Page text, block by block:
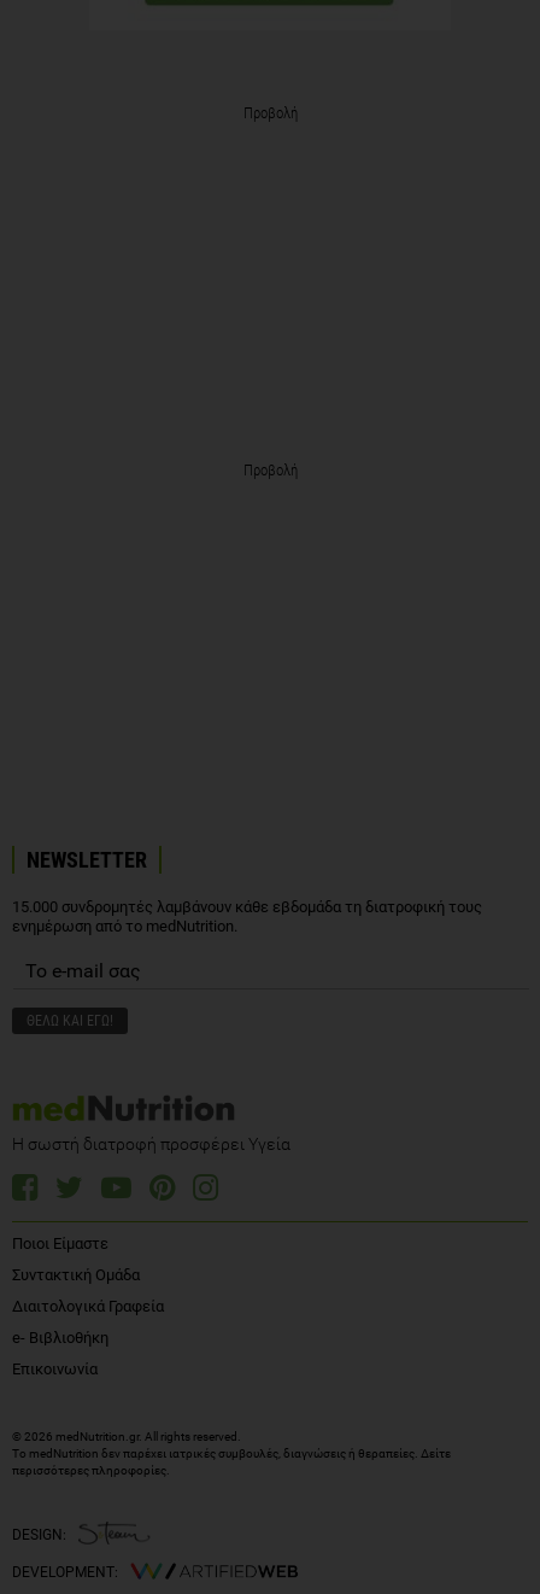
Προβολή
Προβολή
NEWSLETTER
15.000 συνδρομητές λαμβάνουν κάθε εβδομάδα τη διατροφική τους
ενημέρωση από το medNutrition.
Η σωστή διατροφή προσφέρει Υγεία
Ποιοι Είμαστε
Συντακτική Ομάδα
Διαιτολογικά Γραφεία
e- Βιβλιοθήκη
Επικοινωνία
© 2026 medNutrition.gr. All rights reserved.
Το medNutrition δεν παρέχει ιατρικές συμβουλές, διαγνώσεις ή θεραπείες. Δείτε
περισσότερες πληροφορίες
DESIGN:
DEVELOPMENT: